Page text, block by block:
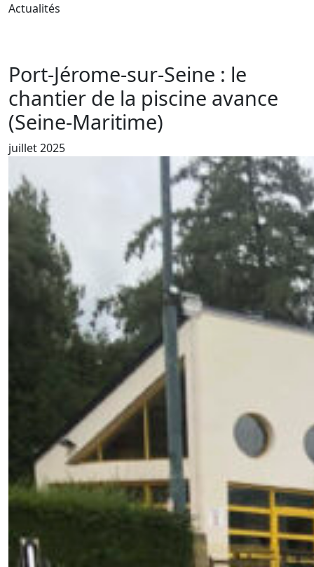
Actualités
Port-Jérome-sur-Seine : le
chantier de la piscine avance
(Seine-Maritime)
juillet 2025